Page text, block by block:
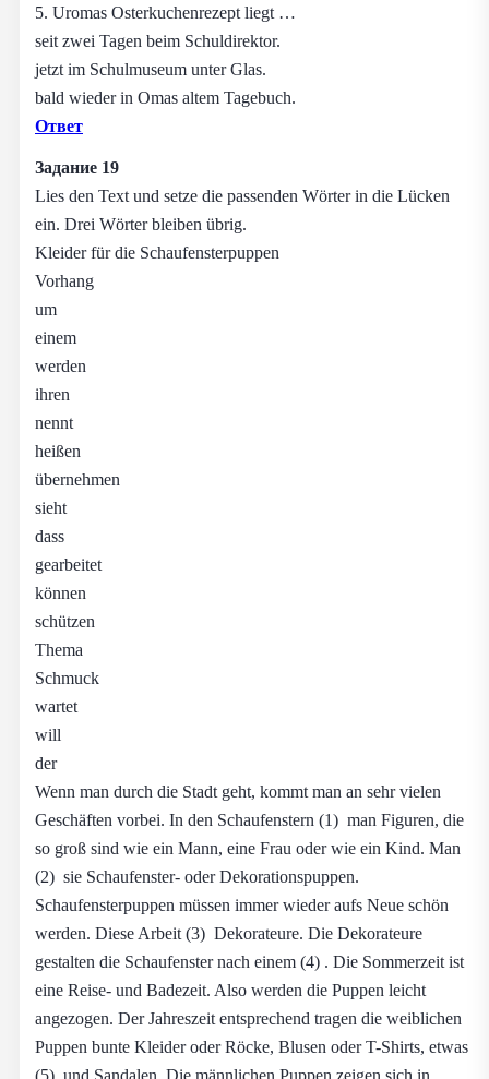
5. Uromas Osterkuchenrezept liegt …
seit zwei Tagen beim Schuldirektor.
jetzt im Schulmuseum unter Glas.
bald wieder in Omas altem Tagebuch.
Ответ
Задание 19
Lies den Text und setze die passenden Wörter in die Lücken
ein. Drei Wörter bleiben übrig.
Kleider für die Schaufensterpuppen
Vorhang
um
einem
werden
ihren
nennt
heißen
übernehmen
sieht
dass
gearbeitet
können
schützen
Thema
Schmuck
wartet
will
der
Wenn man durch die Stadt geht, kommt man an sehr vielen
Geschäften vorbei. In den Schaufenstern (1) man Figuren, die
so groß sind wie ein Mann, eine Frau oder wie ein Kind. Man
(2) sie Schaufenster- oder Dekorationspuppen.
Schaufensterpuppen müssen immer wieder aufs Neue schön
werden. Diese Arbeit (3) Dekorateure. Die Dekorateure
gestalten die Schaufenster nach einem (4) . Die Sommerzeit ist
eine Reise- und Badezeit. Also werden die Puppen leicht
angezogen. Der Jahreszeit entsprechend tragen die weiblichen
Puppen bunte Kleider oder Röcke, Blusen oder T-Shirts, etwas